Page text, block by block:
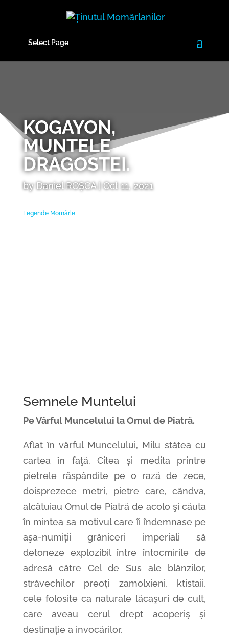
Select Page
KOGAYON,
MUNTELE
DRAGOSTEI.
byDaniel ROȘCA|Oct 11, 2021
Legende Momârle
Semnele Muntelui
Pe Vârful Muncelului laOmul de Piatră.
Aflat în vârful Muncelului, Milu stătea cu
cartea în faţă. Citea și medita printre
pietrele răspândite pe o rază de zece,
doisprezece metri, pietre care, cândva,
alcătuiau Omul de Piatră de acolo şi căuta
în mintea sa motivul care îi îndemnase pe
aşa-numiții grăniceri imperiali să
detoneze explozibil între întocmirile de
adresă către Cel de Sus ale blânzilor,
străvechilor preoți zamolxieni, ktistaii,
cele folosite ca naturale lăcaşuri de cult,
care aveau cerul drept acoperiş și
destinație a invocărilor.